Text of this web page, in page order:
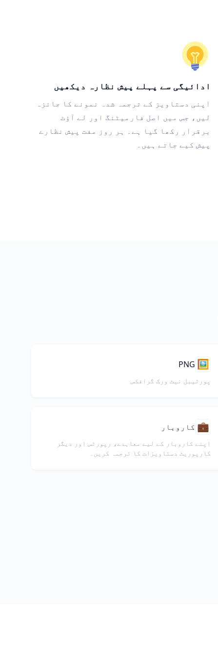
ادائیگی سے پہلے پیش نظارہ دیکھیں
اپنی دستاویز کے ترجمہ شدہ نمونے کا جائزہ
لیں، جس میں اصل فارمیٹنگ اور لے آؤٹ
برقرار رکھا گیا ہے۔ ہر روز مفت پیش نظارے
پیش کیے جاتے ہیں۔
🖼️
PNG
پورٹیبل نیٹ ورک گرافکس
💼 کاروبار
اپنے کاروبار کے لیے معاہدے، رپورٹس اور دیگر
کارپوریٹ دستاویزات کا ترجمہ کریں۔